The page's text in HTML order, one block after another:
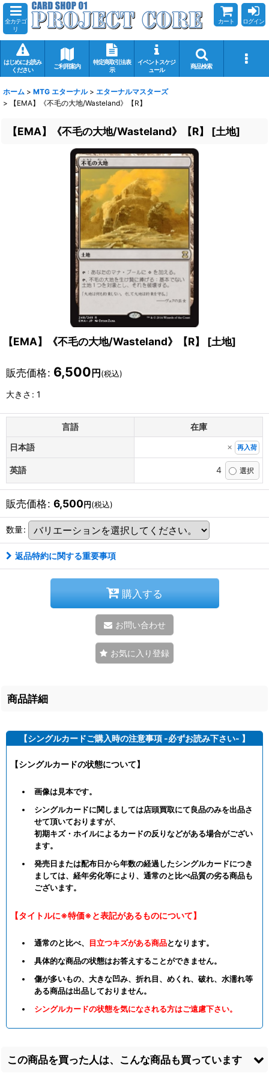
全カテゴ
リ
カート ログイン
はじめにお読み
ください
ご利用案内
特定商取引法表
示
イベントスケジ
ュール
商品検索
ホーム > MTG エターナル > エターナルマスターズ
>
【EMA】《不毛の大地/Wasteland》【R】
【EMA】《不毛の大地/Wasteland》【R】 [土地]
【EMA】《不毛の大地/Wasteland》【R】 [土地]
販売価格: 6,500 円 (税込)
大きさ : 1
言語
在庫
日本語
× 再入荷
英語 4
販売価格: 6,500円(税込)
数量:
返品特約に関する重要事項
購入する
お問い合わせ
お気に入り登録
商品詳細
【シングルカードご購入時の注意事項 -必ずお読み下さい- 】
【シングルカードの状態について】
画像は見本です。
シングルカードに関しましては店頭買取にて良品のみを出品さ
せて頂いておりますが、
初期キズ・ホイルによるカードの反りなどがある場合がござい
ます。
発売日または配布日から年数の経過したシングルカードにつき
ましては、経年劣化等により、通常のと比べ品質の劣る商品も
ございます。
【タイトルに※特価※と表記があるものについて】
通常のと比べ、 目立つキズがある商品となります。
具体的な商品の状態はお答えすることができません。
傷が多いもの、大きな凹み、折れ目、めくれ、破れ、水濡れ等
ある商品は出品しておりません。
シングルカードの状態を気になされる方はご遠慮下さい。
この商品を買った人は、こんな商品も買っています